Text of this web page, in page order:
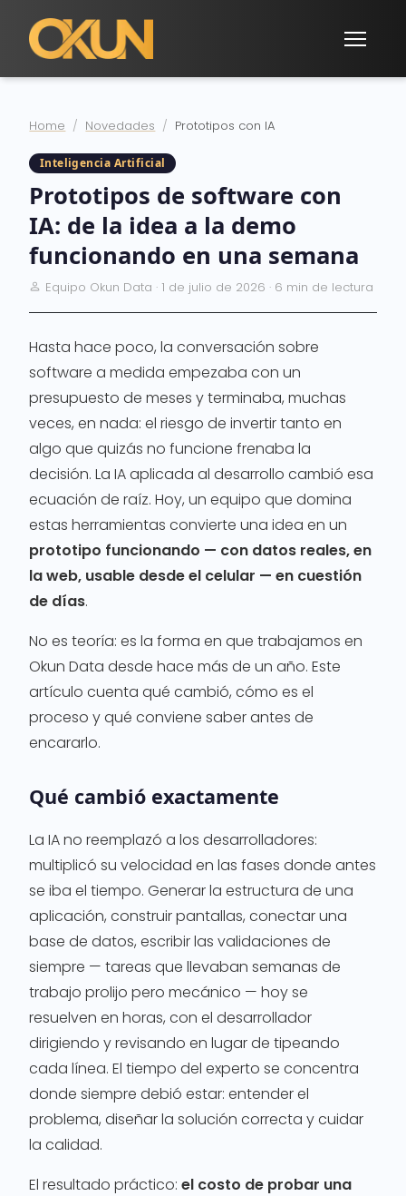
Home Novedades Prototipos con IA
Inteligencia Artificial
Prototipos de software con
IA: de la idea a la demo
funcionando en una semana
Equipo Okun Data · 1 de julio de 2026 · 6 min de lectura
Hasta hace poco, la conversación sobre
software a medida empezaba con un
presupuesto de meses y terminaba, muchas
veces, en nada: el riesgo de invertir tanto en
algo que quizás no funcione frenaba la
decisión. La IA aplicada al desarrollo cambió esa
ecuación de raíz. Hoy, un equipo que domina
estas herramientas convierte una idea en un
prototipo funcionando — con datos reales, en
la web, usable desde el celular — en cuestión
de días.
No es teoría: es la forma en que trabajamos en
Okun Data desde hace más de un año. Este
artículo cuenta qué cambió, cómo es el
proceso y qué conviene saber antes de
encararlo.
Qué cambió exactamente
La IA no reemplazó a los desarrolladores:
multiplicó su velocidad en las fases donde antes
se iba el tiempo. Generar la estructura de una
aplicación, construir pantallas, conectar una
base de datos, escribir las validaciones de
siempre — tareas que llevaban semanas de
trabajo prolijo pero mecánico — hoy se
resuelven en horas, con el desarrollador
dirigiendo y revisando en lugar de tipeando
cada línea. El tiempo del experto se concentra
donde siempre debió estar: entender el
problema, diseñar la solución correcta y cuidar
la calidad.
El resultado práctico:el costo de probar una